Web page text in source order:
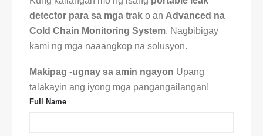
detector para sa mga trak o an Advanced na
Cold Chain Monitoring System, Nagbibigay
kami ng mga naaangkop na solusyon.
Makipag -ugnay sa amin ngayon Upang
talakayin ang iyong mga pangangailangan!
Full Name